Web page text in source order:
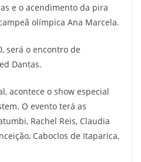
e o acendimento da pira
olímpica Ana Marcela.
será o encontro de
Dantas.
acontece o show especial
O evento terá as
Rachel Reis, Claudia
Caboclos de Itaparica,